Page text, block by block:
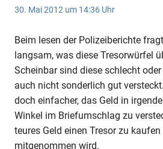
30. Mai 2012 um 14:36 Uhr
Beim lesen der Polizeiberichte
langsam, was diese Tresorwürfel
Scheinbar sind diese schlecht
auch nicht sonderlich gut
doch einfacher, das Geld in
Winkel im Briefumschlag zu
teures Geld einen Tresor zu
mitgenommen wird.